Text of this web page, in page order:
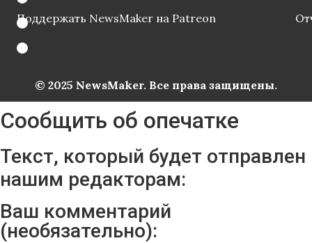
Поддержать NewsMaker на Patreon
© 2025 NewsMaker. Все права защищены.
Сообщить об опечатке
Текст, который будет отправлен
нашим редакторам:
Ваш комментарий
(необязательно):